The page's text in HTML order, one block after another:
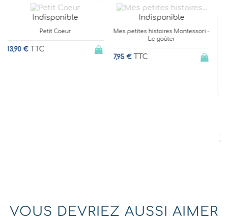
Indisponible
Mes petites histoires Montessori -
VOUS DEVRIEZ AUSSI AIMER